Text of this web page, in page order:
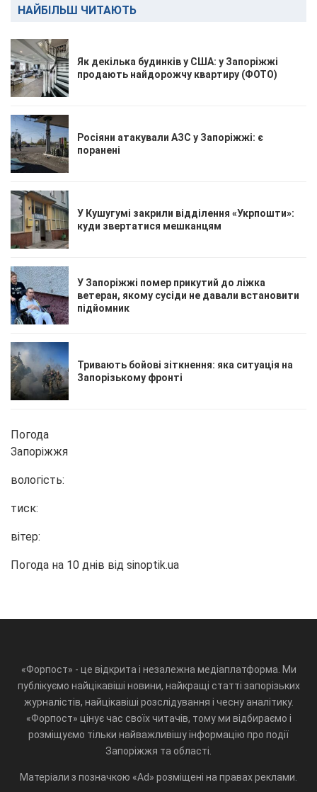
НАЙБІЛЬШ ЧИТАЮТЬ
Як декілька будинків у США: у Запоріжжі
продають найдорожчу квартиру (ФОТО)
Росіяни атакували АЗС у Запоріжжі: є
поранені
У Кушугумі закрили відділення «Укрпошти»:
куди звертатися мешканцям
У Запоріжжі помер прикутий до ліжка
ветеран, якому сусіди не давали встановити
підйомник
Тривають бойові зіткнення: яка ситуація на
Запорізькому фронті
Погода
Запоріжжя
вологість:
тиск:
вітер:
Погода на 10 днів від sinoptik.ua
«Форпост» - це відкрита і незалежна медіаплатформа. Ми
публікуємо найцікавіші новини, найкращі статті запорізьких
журналістів, найцікавіші розслідування і чесну аналітику.
«Форпост» цінує час своїх читачів, тому ми відбираємо і
розміщуємо тільки найважливішу інформацію про події
Запоріжжя та області.
Матеріали з позначкою «Ad» розміщені на правах реклами.